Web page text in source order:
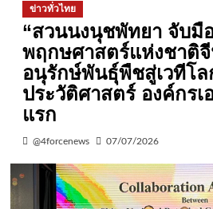
ข่าวทั่วไทย
“สวนนงนุชพัทยา จับมื
พฤกษศาสตร์แห่งชาติ
อนุรักษ์พันธุ์พืชสู่เวทีโล
ประวัติศาสตร์ องค์กร
แรก
@4forcenews 07/07/2026